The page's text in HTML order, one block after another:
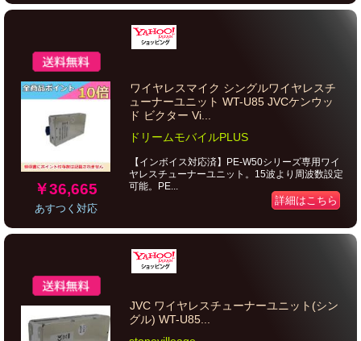
￥36,665
あすつく対応
ワイヤレスマイク シングルワイヤレスチ
ューナーユニット WT-U85 JVCケンウッ
ド ビクター Vi...
ドリームモバイルPLUS
【インボイス対応済】PE-W50シリーズ専用ワイ
ヤレスチューナーユニット。15波より周波数設定
可能。PE...
詳細はこちら
JVC ワイヤレスチューナーユニット(シン
グル) WT-U85...